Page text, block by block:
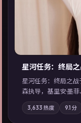
星河任务：终局
星河任务：终局之
森执导，基里安·墨
主轴，亲情与职责
化地域气质；站内亦
3,633 热度 9.1分